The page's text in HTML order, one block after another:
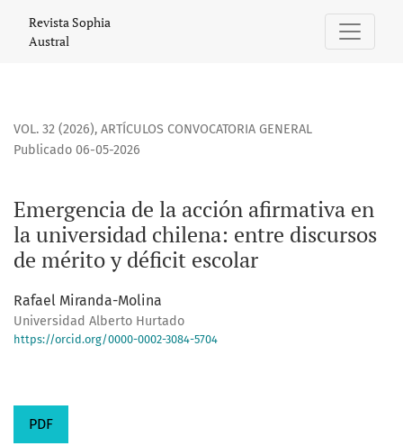
Emergencia de la acción afirmativa en la universidad
Revista Sophia
Austral
VOL. 32 (2026), ARTÍCULOS CONVOCATORIA GENERAL
Emergencia de la acción afirmativa en
la universidad chilena: entre discursos
de mérito y déficit escolar
Publicado 06-05-2026
Rafael Miranda-Molina
Universidad Alberto Hurtado
https://orcid.org/0000-0002-3084-5704
PDF